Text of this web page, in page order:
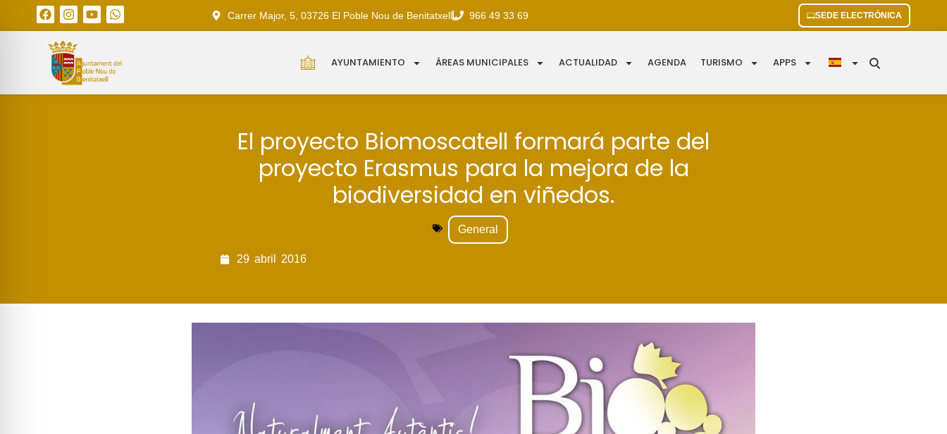
Carrer Major, 5, 03726 El Poble Nou de Benitatxell 966 49 33 69 SEDE ELECTRÓNICA
AYUNTAMIENTO ÁREAS MUNICIPALES ACTUALIDAD AGENDA TURISMO APPS
El proyecto Biomoscatell formará parte del
proyecto Erasmus para la mejora de la
biodiversidad en viñedos.
General
29 abril 2016